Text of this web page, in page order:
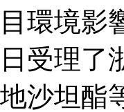
目環境影
日受理了
地沙坦酯